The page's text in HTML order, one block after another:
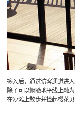
签入后，通过访客通道进入
除了可以俯瞰地平线上融
在沙滩上散步并捡起樱花贝